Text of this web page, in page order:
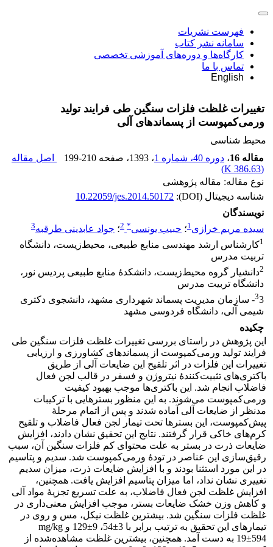
فهرست نشریات
سامانه نشر کتاب
کارگاه‌ها و دوره‌های آموزشی تخصصی
تماس با ما
English
تغییرات غلظت فلزات سنگین طی فرایند تولید
ورمی‌کمپوست از پسماندهای آلی
محیط شناسی
مقاله 16
، دوره 40، شماره 1 ، 1393 ، صفحه 199-210
اصل مقاله
(
386.63 K
)
نوع مقاله: مقاله پژوهشی
شناسه دیجیتال (DOI):
10.22059/jes.2014.50172
نویسندگان
سیده مریم خرازی1؛ حبیب یونسی*
2؛ جواد عابدینی طرقبه3
1کارشناس ارشد مهندسی منابع طبیعی، محیط‌زیست، دانشگاه
تربیت مدرس
2دانشیار گروه محیط‌زیست، دانشکدۀ منابع طبیعی پردیس نور،
دانشگاه تربیت مدرس
33- سازمان مدیریت پسماند شهرداری مشهد، دانشجوی دکتری
شیمی آلی، دانشگاه فردوسی مشهد
چکیده
این پژوهش در راستای بررسی تغییرات غلظت فلزات سنگین طی
فرایند تولید ورمی‌کمپوست از پسماندهای کشاورزی و ارزیابی
تغییرات این فلزات در اثر تلقیح این ضایعات آلی از طریق
باکتری‌های تثبیت‌کنندۀ نیتروژن و فسفر در قالب لجن فعال
فاضلاب انجام شد. این باکتری‌ها موجب بهبود کیفیت
ورمی‌کمپوست می‌شوند. به این منظور بسترهایی با ترکیبات
مدنظر از ضایعات آلی آماده شدند و پس از اتمام مرحلۀ
پیش‌کمپوست، این بسترها تحت تیمار لجن فعال فاضلاب و تلقیح
کرم‌های خاکی قرار گرفتند. نتایج این تحقیق نشان دادند، افزایش
ضایعات ذرت در بستر به ‌علت محتوای کم فلزات سنگین آن، سبب
رقیق‌سازی این عناصر در تودۀ ورمی‌کمپوست شد. سدیم و پتاسیم
در این مورد استثنا بودند و با افزایش ضایعات ذرت، میزان سدیم
تغییری نشان نداد، اما میزان پتاسیم افزایش یافت. همچنین،
افزایش غلظت لجن فعال فاضلاب، به‌ علت تسریع تجزیۀ مواد آلی
و کاهش وزن خشک ضایعات بستر، موجب افزایش معنی‌داری در
غلظت فلزات سنگین شد. بیشترین غلظت نیکل، مس و روی در
تیمارهای این تحقیق به‌ ترتیب برابر با 3±54، 9±129 و mg/kg
19±594 به دست آمد. همچنین، بیشترین غلظت مشاهده‌شده از